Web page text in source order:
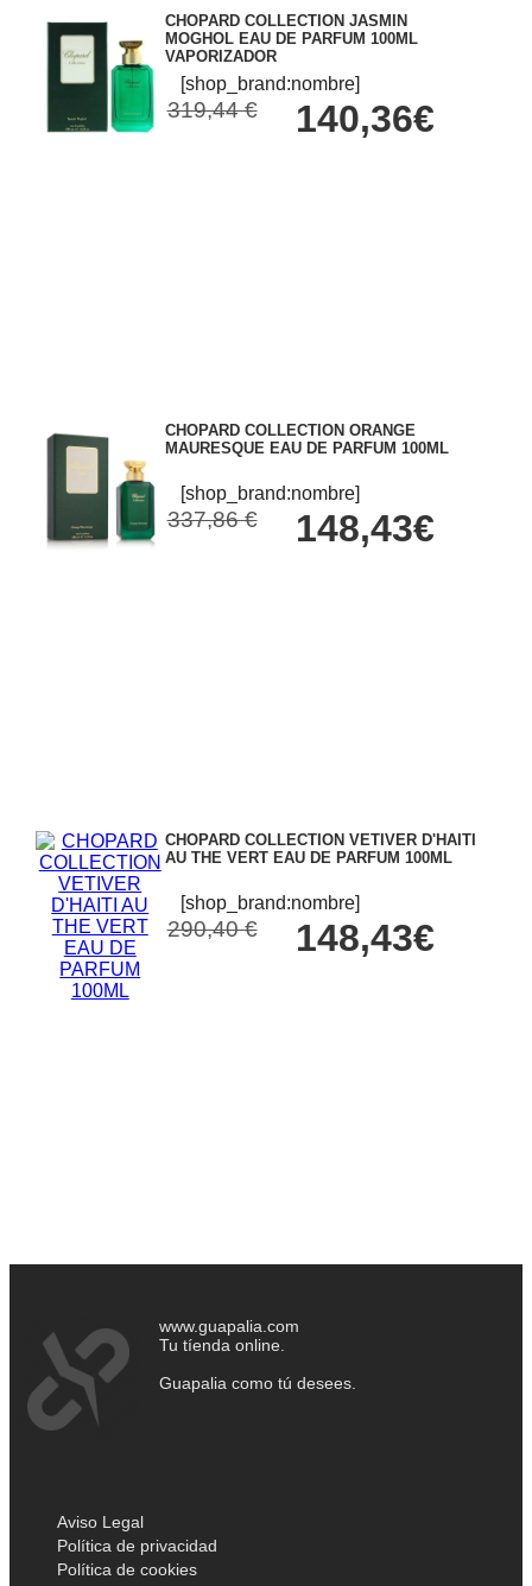
CHOPARD COLLECTION JASMIN
MOGHOL EAU DE PARFUM 100ML
VAPORIZADOR
[shop_brand:nombre]
319,44 € 140,36€
CHOPARD COLLECTION ORANGE
MAURESQUE EAU DE PARFUM 100ML
[shop_brand:nombre]
337,86 € 148,43€
CHOPARD COLLECTION VETIVER D'HAITI
AU THE VERT EAU DE PARFUM 100ML
[shop_brand:nombre]
290,40 € 148,43€
www.guapalia.com
Tu tíenda online.
Guapalia como tú desees.
Aviso Legal
Política de privacidad
Política de cookies